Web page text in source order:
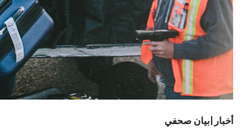
أخبار بيان صحفي